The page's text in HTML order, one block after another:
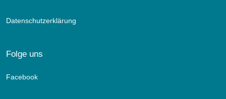
Datenschutzerklärung
Folge uns
Facebook